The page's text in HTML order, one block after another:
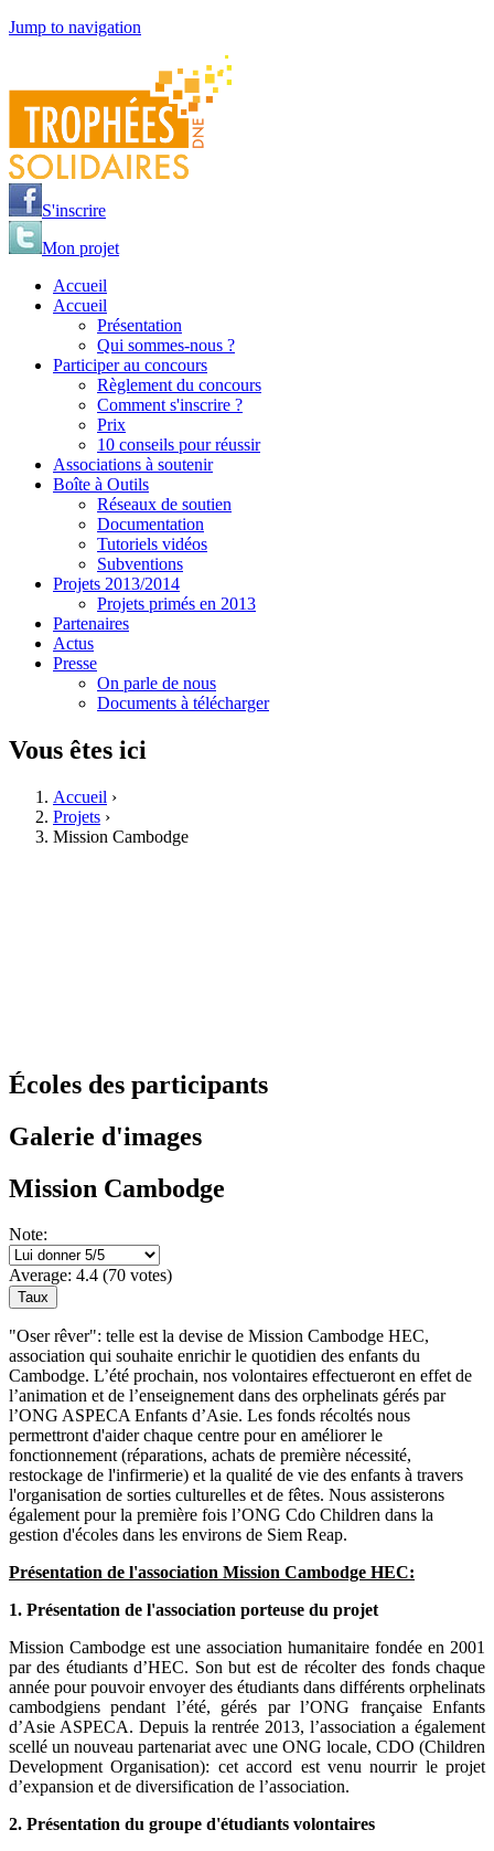
Jump to navigation
S'inscrire
Mon projet
Accueil
Accueil
Présentation
Qui sommes-nous ?
Participer au concours
Règlement du concours
Comment s'inscrire ?
Prix
10 conseils pour réussir
Associations à soutenir
Boîte à Outils
Réseaux de soutien
Documentation
Tutoriels vidéos
Subventions
Projets 2013/2014
Projets primés en 2013
Partenaires
Actus
Presse
On parle de nous
Documents à télécharger
Vous êtes ici
Accueil ›
Projets ›
Mission Cambodge
Écoles des participants
Galerie d'images
Mission Cambodge
Note:
Average: 4.4 (70 votes)
"Oser rêver": telle est la devise de Mission Cambodge HEC,
association qui souhaite enrichir le quotidien des enfants du
Cambodge. L’été prochain, nos volontaires effectueront en effet de
l’animation et de l’enseignement dans des orphelinats gérés par
l’ONG ASPECA Enfants d’Asie. Les fonds récoltés nous
permettront d'aider chaque centre pour en améliorer le
fonctionnement (réparations, achats de première nécessité,
restockage de l'infirmerie) et la qualité de vie des enfants à travers
l'organisation de sorties culturelles et de fêtes. Nous assisterons
également pour la première fois l’ONG Cdo Children dans la
gestion d'écoles dans les environs de Siem Reap.
Présentation de l'association Mission Cambodge HEC:
1. Présentation de l'association porteuse du projet
Mission Cambodge est une association humanitaire fondée en 2001
par des étudiants d’HEC. Son but est de récolter des fonds chaque
année pour pouvoir envoyer des étudiants dans différents orphelinats
cambodgiens pendant l’été, gérés par l’ONG française Enfants
d’Asie ASPECA. Depuis la rentrée 2013, l’association a également
scellé un nouveau partenariat avec une ONG locale, CDO (Children
Development Organisation): cet accord est venu nourrir le projet
d’expansion et de diversification de l’association.
2. Présentation du groupe d'étudiants volontaires